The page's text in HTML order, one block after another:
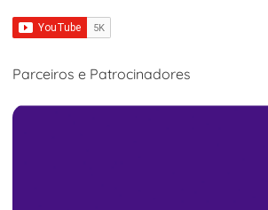
Parceiros e Patrocinadores